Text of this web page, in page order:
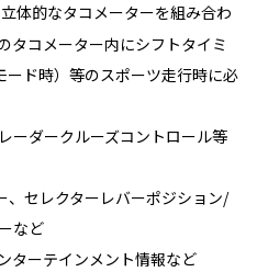
体的なタコメーターを組み合わ
タコメーター内にシフトタイミ
ード時）等のスポーツ走行時に必
ーダークルーズコントロール等
、セレクターレバーポジション/
など
ターテインメント情報など